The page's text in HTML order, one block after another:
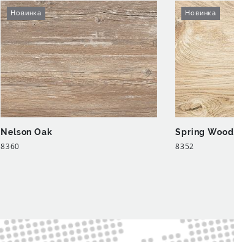
Новинка
Nelson Oak
8360
Новинка
Spring Wood
8352